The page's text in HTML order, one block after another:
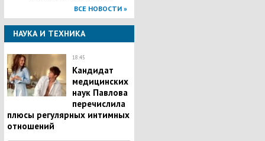
ВСЕ НОВОСТИ »
НАУКА И ТЕХНИКА
18:45
Кандидат
медицинских
наук Павлова
перечислила
плюсы регулярных интимных
отношений